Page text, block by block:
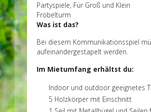
Partyspiele, Für Groß und Klein
Fröbelturm
Was ist das?
Bei diesem Kommunikationsspiel
aufeinandergestapelt werden.
Im Mietumfang erhältst du:
Indoor und outdoor geeignetes
5 Holzkörper mit Einschnitt